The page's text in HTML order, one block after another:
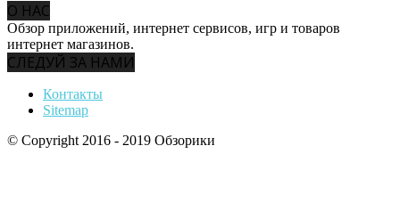
О НАС
Обзор приложений, интернет сервисов, игр и товаров
интернет магазинов.
СЛЕДУЙ ЗА НАМИ
Контакты
Sitemap
© Copyright 2016 - 2019 Обзорики